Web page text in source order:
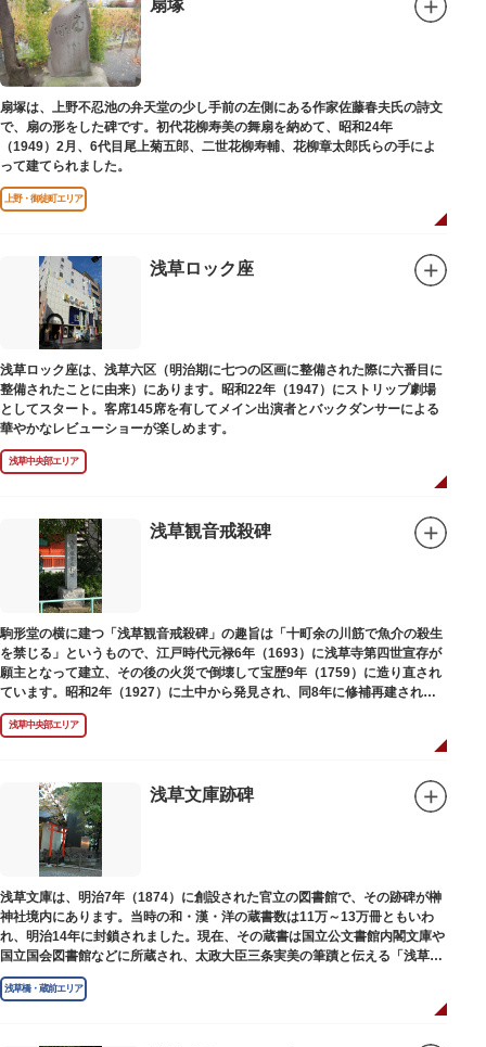
扇塚
扇塚は、上野不忍池の弁天堂の少し手前の左側にある作家佐藤春夫氏の詩文
で、扇の形をした碑です。初代花柳寿美の舞扇を納めて、昭和24年
（1949）2月、6代目尾上菊五郎、二世花柳寿輔、花柳章太郎氏らの手によ
って建てられました。
上野・御徒町エリア
浅草ロック座
浅草ロック座は、浅草六区（明治期に七つの区画に整備された際に六番目に
整備されたことに由来）にあります。昭和22年（1947）にストリップ劇場
としてスタート。客席145席を有してメイン出演者とバックダンサーによる
華やかなレビューショーが楽しめます。
浅草中央部エリア
浅草観音戒殺碑
駒形堂の横に建つ「浅草観音戒殺碑」の趣旨は「十町余の川筋で魚介の殺生
を禁じる」というもので、江戸時代元禄6年（1693）に浅草寺第四世宣存が
願主となって建立、その後の火災で倒壊して宝歴9年（1759）に造り直され
ています。昭和2年（1927）に土中から発見され、同8年に修補再建された
碑がどちらのものであるかは不明です。
浅草中央部エリア
浅草文庫跡碑
浅草文庫は、明治7年（1874）に創設された官立の図書館で、その跡碑が榊
神社境内にあります。当時の和・漢・洋の蔵書数は11万～13万冊ともいわ
れ、明治14年に封鎖されました。現在、その蔵書は国立公文書館内閣文庫や
国立国会図書館などに所蔵され、太政大臣三条実美の筆蹟と伝える「浅草文
庫」の朱印が押されています。
浅草橋・蔵前エリア